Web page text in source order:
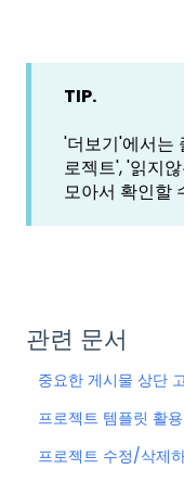
TIP.
'더보기'에서는
로젝트', '읽지
모아서 확인할
관련 문서
중요한 게시물 상단
프로젝트 템플릿 활
프로젝트 수정/삭제